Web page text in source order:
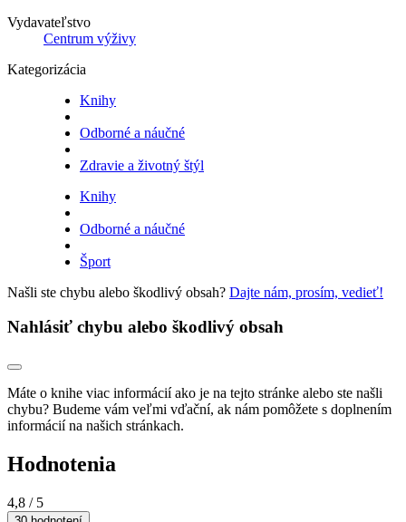
Vydavateľstvo
Centrum výživy
Kategorizácia
Knihy
Odborné a náučné
Zdravie a životný štýl
Knihy
Odborné a náučné
Šport
Našli ste chybu alebo škodlivý obsah? Dajte nám, prosím, vedieť!
Nahlásiť chybu alebo škodlivý obsah
Máte o knihe viac informácií ako je na tejto stránke alebo ste našli
chybu? Budeme vám veľmi vďační, ak nám pomôžete s doplnením
informácií na našich stránkach.
Hodnotenia
4,8 / 5